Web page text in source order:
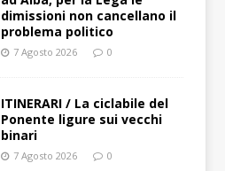
dimissioni non cancellano il
problema politico
7 Agosto 2026 0
ITINERARI / La ciclabile del
Ponente ligure sui vecchi
binari
7 Agosto 2026 0